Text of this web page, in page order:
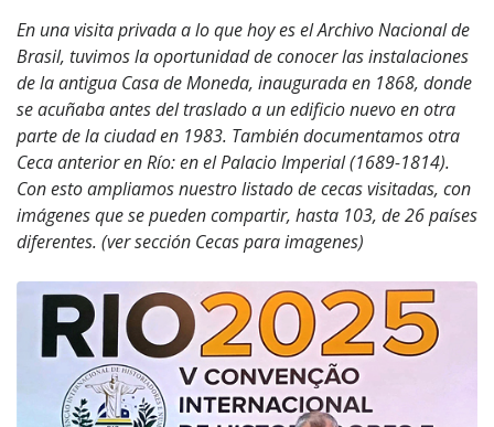
En una visita privada a lo que hoy es el Archivo Nacional de
Brasil, tuvimos la oportunidad de conocer las instalaciones
de la antigua Casa de Moneda, inaugurada en 1868, donde
se acuñaba antes del traslado a un edificio nuevo en otra
parte de la ciudad en 1983. También documentamos otra
Ceca anterior en Río: en el Palacio Imperial (1689-1814).
Con esto ampliamos nuestro listado de cecas visitadas, con
imágenes que se pueden compartir, hasta 103, de 26 países
diferentes. (ver sección Cecas para imagenes)